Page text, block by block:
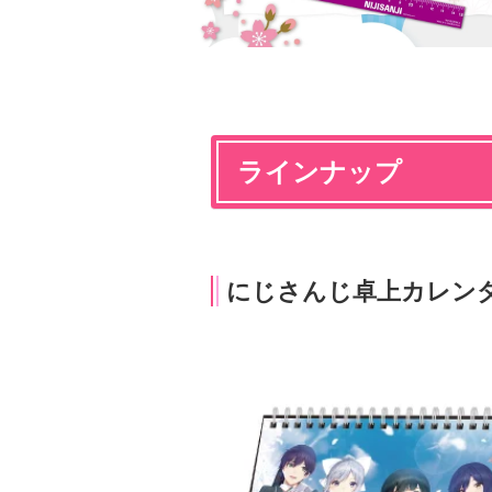
ラインナップ
にじさんじ卓上カレン